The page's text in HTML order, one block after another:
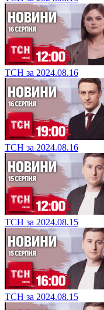
ТСН за 2024.08.16
ТСН за 2024.08.16
ТСН за 2024.08.15
ТСН за 2024.08.15